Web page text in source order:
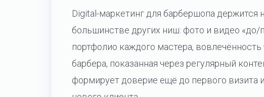
Digital-маркетинг для барбершопа держится
большинстве других ниш: фото и видео «до/
портфолио каждого мастера,
барбера, показанная через регулярный
формирует доверие ещё до первого визита